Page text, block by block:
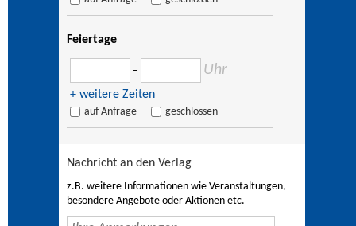
Feiertage
– Uhr
+ weitere Zeiten
auf Anfrage geschlossen
Nachricht an den Verlag
z.B. weitere Informationen wie Veranstaltungen,
besondere Angebote oder Aktionen etc.